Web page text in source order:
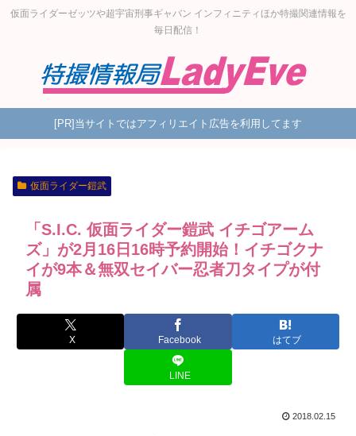
仮面ライダーゼッツや超宇宙刑事ギャバン インフィニティほか特撮関連情報を
毎日配信！
[PR]当サイトではアフィリエイト広告を利用してます
仮面ライダー鎧武
「S.I.C. 仮面ライダー鎧武 イチゴアーム
ズ」が2月16日16時予約開始！イチゴクナ
イが9本＆無双セイバー忍者刀タイプが付
属
X Facebook はてブ
LINE
2018.02.15